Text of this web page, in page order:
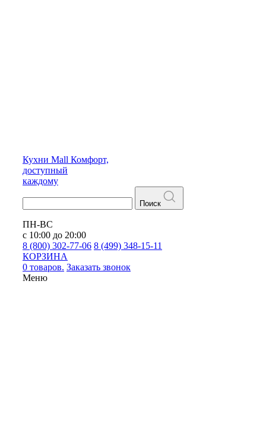
Кухни Mall Комфорт,
доступный
каждому
Поиск
ПН-ВС
с 10:00 до 20:00
8 (800) 302-77-06 8 (499) 348-15-11
КОРЗИНА
0 товаров. Заказать звонок
Меню